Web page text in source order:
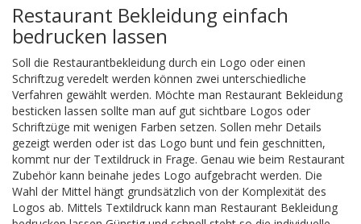
Restaurant Bekleidung einfach
bedrucken lassen
Soll die Restaurantbekleidung durch ein Logo oder einen
Schriftzug veredelt werden können zwei unterschiedliche
Verfahren gewählt werden. Möchte man Restaurant Bekleidung
besticken lassen sollte man auf gut sichtbare Logos oder
Schriftzüge mit wenigen Farben setzen. Sollen mehr Details
gezeigt werden oder ist das Logo bunt und fein geschnitten,
kommt nur der Textildruck in Frage. Genau wie beim Restaurant
Zubehör kann beinahe jedes Logo aufgebracht werden. Die
Wahl der Mittel hängt grundsätzlich von der Komplexität des
Logos ab. Mittels Textildruck kann man Restaurant Bekleidung